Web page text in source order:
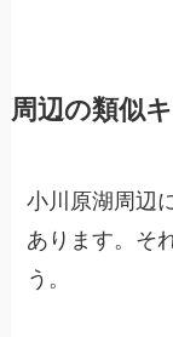
周辺の類似
小川原湖周辺
あります。そ
う。